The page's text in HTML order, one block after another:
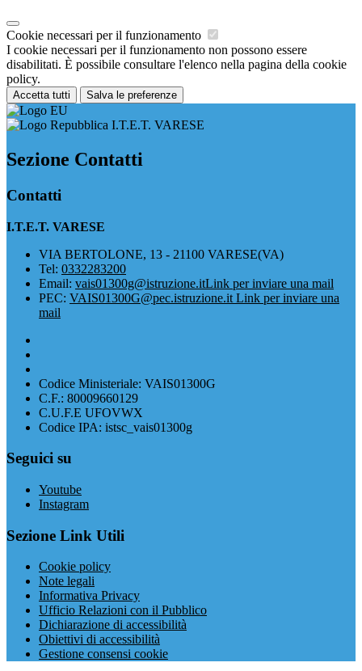
Cookie necessari per il funzionamento
I cookie necessari per il funzionamento non possono essere
disabilitati. È possibile consultare l'elenco nella pagina della cookie
policy.
Accetta tutti Salva le preferenze
I.T.E.T. VARESE
Sezione Contatti
Contatti
I.T.E.T. VARESE
VIA BERTOLONE, 13 - 21100 VARESE(VA)
Tel: 0332283200
Email: vais01300g@istruzione.itLink per inviare una mail
PEC: VAIS01300G@pec.istruzione.it Link per inviare una
mail
Codice Ministeriale: VAIS01300G
C.F.: 80009660129
C.U.F.E UFOVWX
Codice IPA: istsc_vais01300g
Seguici su
Youtube
Instagram
Sezione Link Utili
Cookie policy
Note legali
Informativa Privacy
Ufficio Relazioni con il Pubblico
Dichiarazione di accessibilità
Obiettivi di accessibilità
Gestione consensi cookie